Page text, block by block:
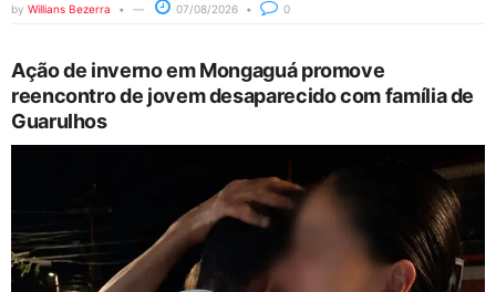
by Willians Bezerra 07/08/2026 0
Ação de inverno em Mongaguá promove
reencontro de jovem desaparecido com família de
Guarulhos